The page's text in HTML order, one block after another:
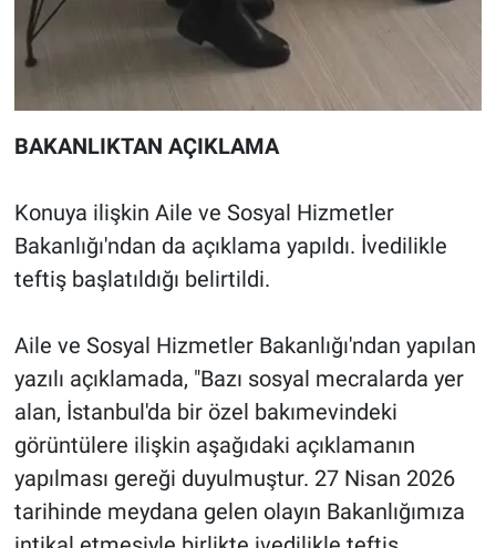
BAKANLIKTAN AÇIKLAMA
Konuya ilişkin Aile ve Sosyal Hizmetler
Bakanlığı'ndan da açıklama yapıldı. İvedilikle
teftiş başlatıldığı belirtildi.
Aile ve Sosyal Hizmetler Bakanlığı'ndan yapılan
yazılı açıklamada, "Bazı sosyal mecralarda yer
alan, İstanbul'da bir özel bakımevindeki
görüntülere ilişkin aşağıdaki açıklamanın
yapılması gereği duyulmuştur. 27 Nisan 2026
tarihinde meydana gelen olayın Bakanlığımıza